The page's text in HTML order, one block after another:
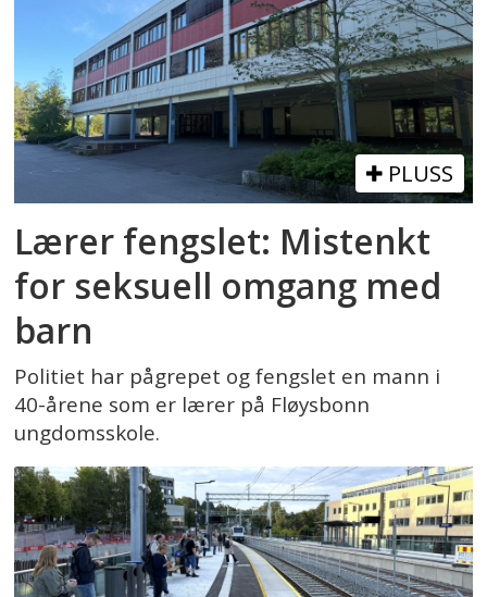
PLUSS
Lærer fengslet: Mistenkt
for seksuell omgang med
barn
Politiet har pågrepet og fengslet en mann i
40-årene som er lærer på Fløysbonn
ungdomsskole.